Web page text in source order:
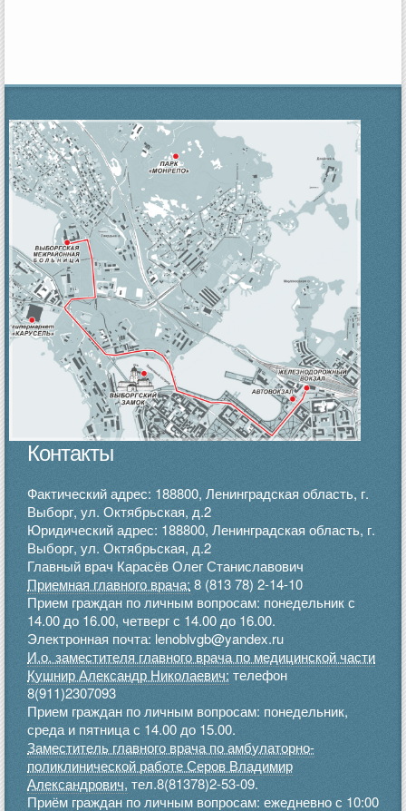
Контакты
Фактический адрес: 188800, Ленинградская область, г.
Выборг, ул. Октябрьская, д.2
Юридический адрес: 188800, Ленинградская область, г.
Выборг, ул. Октябрьская, д.2
Главный врач Карасёв Олег Станиславович
Приемная главного врача: 8 (813 78) 2-14-10
Прием граждан по личным вопросам: понедельник с
14.00 до 16.00, четверг с 14.00 до 16.00.
Электронная почта: lenoblvgb@yandex.ru
И.о. заместителя главного врача по медицинской части
Кушнир Александр Николаевич: телефон
8(911)2307093
Прием граждан по личным вопросам: понедельник,
среда и пятница с 14.00 до 15.00.
Заместитель главного врача по амбулаторно-
поликлинической работе Серов Владимир
Александрович, тел.8(81378)2-53-09.
Приём граждан по личным вопросам: ежедневно с 10:00